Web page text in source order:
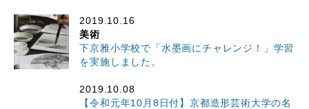
2019.10.16
美術
下京雅小学校で「水墨画にチャレンジ！」学習
を実施しました。
2019.10.08
【令和元年10月8日付】京都造形芸術大学の名